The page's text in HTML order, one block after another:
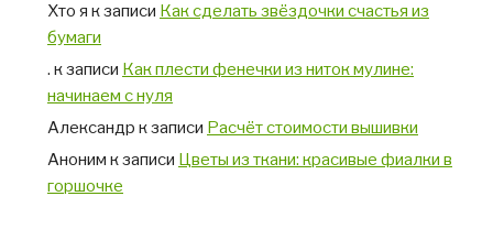
Хто я к записи Как сделать звёздочки счастья из
бумаги
. к записи Как плести фенечки из ниток мулине:
начинаем с нуля
Александр к записи Расчёт стоимости вышивки
Аноним к записи Цветы из ткани: красивые фиалки в
горшочке